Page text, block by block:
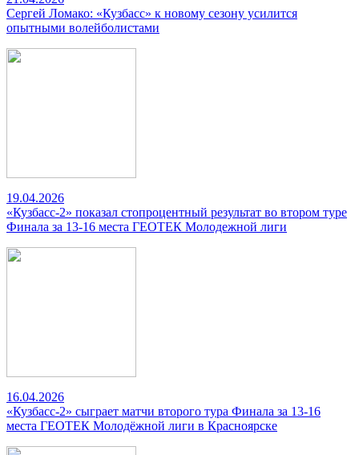
Сергей Ломако: «Кузбасс» к новому сезону усилится
опытными волейболистами
19.04.2026
«Кузбасс-2» показал стопроцентный результат во втором туре
Финала за 13-16 места ГЕОТЕК Молодежной лиги
16.04.2026
«Кузбасс-2» сыграет матчи второго тура Финала за 13-16
места ГЕОТЕК Молодёжной лиги в Красноярске